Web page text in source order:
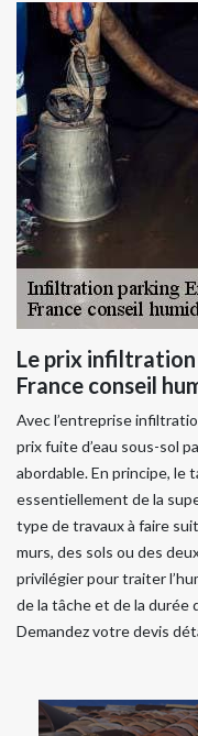
Le prix infiltration
France conseil
Avec l’entreprise
prix fuite d’eau sous-sol
abordable. En principe,
essentiellement de la
type de travaux à faire
murs, des sols ou des
privilégier pour traiter
de la tâche et de la durée
Demandez votre devis